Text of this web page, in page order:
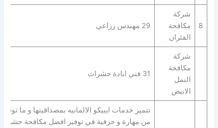
8
شركة
مكافحة
الفئران
29 مهندس زراعي
شركة
مكافحة
النمل
الابيض
31 فني ابادة حشرات
تتميز خدمات ايبيكو الالمانيه بمصداقيتها و ما توفره
من مهارة و حرفية في توفير افضل مكافحة